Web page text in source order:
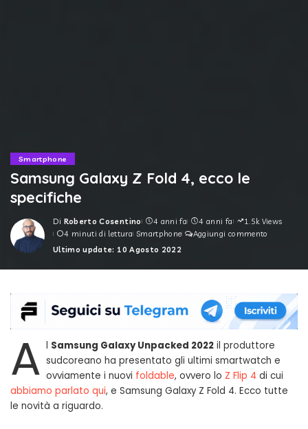
Smartphone
Samsung Galaxy Z Fold 4, ecco le
specifiche
Posted
by
Di Roberto Cosentino 4 anni fa 4 anni fa
1.5k Views
4 minuti di lettura Smartphone
Aggiungi commento
Ultimo update: 10 Agosto 2022
A l Samsung Galaxy Unpacked 2022il produttore
sudcoreano ha presentato gli ultimi smartwatch e
ovviamente i nuovi foldable, ovvero lo Z Flip 4 di cui
abbiamo parlato qui, e Samsung Galaxy Z Fold 4. Ecco tutte
le novità a riguardo.